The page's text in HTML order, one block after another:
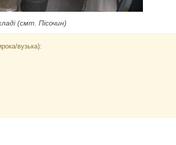
(смт. Пісочин)
вузька):